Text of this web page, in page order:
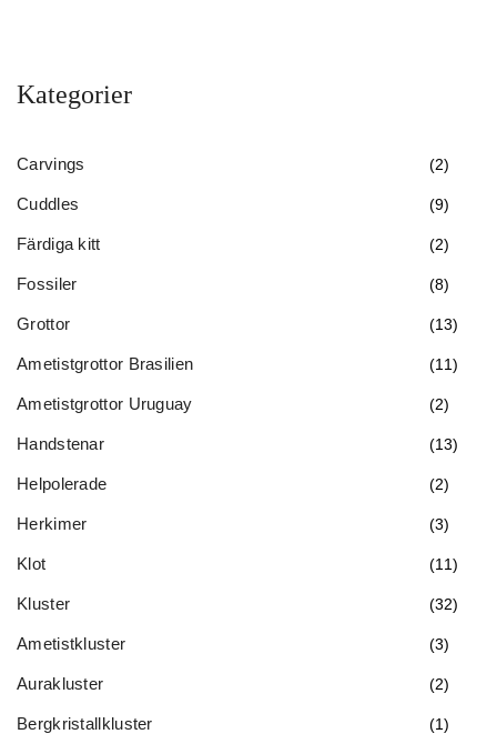
Kategorier
Carvings (2)
Cuddles (9)
Färdiga kitt (2)
Fossiler (8)
Grottor (13)
Ametistgrottor Brasilien (11)
Ametistgrottor Uruguay (2)
Handstenar (13)
Helpolerade (2)
Herkimer (3)
Klot (11)
Kluster (32)
Ametistkluster (3)
Aurakluster (2)
Bergkristallkluster (1)